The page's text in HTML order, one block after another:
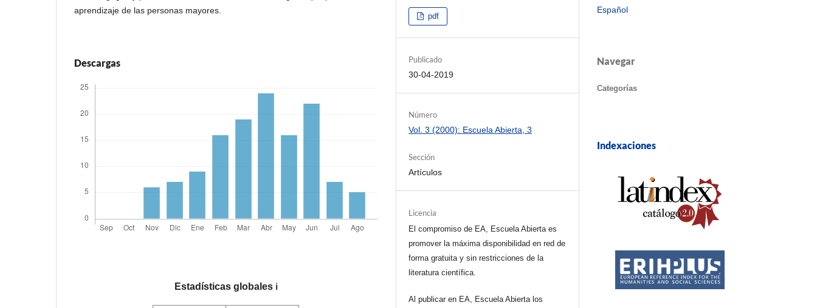
aprendizaje de las personas mayores.
Descargas
Estadísticas globales ℹ️
pdf
Publicado
30-04-2019
Número
Vol. 3 (2000): Escuela Abierta, 3
Sección
Artículos
Licencia
El compromiso de EA, Escuela Abierta es
promover la máxima disponibilidad en red de
forma gratuita y sin restricciones de la
literatura científica.
Al publicar en EA, Escuela Abierta los
Español
Navegar
Categorías
Indexaciones